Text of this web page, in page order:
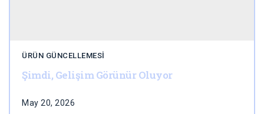
ÜRÜN GÜNCELLEMESI
Şimdi, Gelişim Görünür Oluyor
May 20, 2026